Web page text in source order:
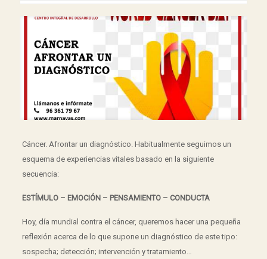
Cáncer. Afrontar un diagnóstico. Habitualmente seguimos un
esquema de experiencias vitales basado en la siguiente
secuencia:
ESTÍMULO – EMOCIÓN – PENSAMIENTO – CONDUCTA
Hoy, día mundial contra el cáncer, queremos hacer una pequeña
reflexión acerca de lo que supone un diagnóstico de este tipo:
sospecha; detección; intervención y tratamiento…